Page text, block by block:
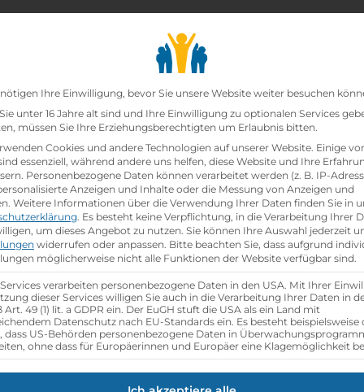
Lehrbetriebesearch
mann mit Schwerpunkt
Datenschutz-
Ihre Einwilligung, bevor Sie unsere Website weiter besuchen
unter 16 Jahre alt sind und Ihre Einwilligung zu optionalen Services
müssen Sie Ihre Erziehungsberechtigten um Erlaubnis bitten.
Cookies und andere Technologien auf unserer Website. Einige
essenziell, während andere uns helfen, diese Website und Ihre
Personenbezogene Daten können verarbeitet werden (z. B. IP-
Anzeigen und Inhalte oder die Messung von Anzeigen und
Weitere Informationen über die Verwendung Ihrer Daten finden Sie in
. Es besteht keine Verpflichtung, in die Verarbeitung Ihrer
um dieses Angebot zu nutzen. Sie können Ihre Auswahl jederzeit
widerrufen oder anpassen. Bitte beachten Sie, dass aufgrund
möglicherweise nicht alle Funktionen der Website verfügbar sind.
verarbeiten personenbezogene Daten in den USA. Mit Ihrer
dieser Services willigen Sie auch in die Verarbeitung Ihrer Daten in
Art. 49 (1) lit. a GDPR ein. Der EuGH stuft die USA als ein Land mit
Datenschutz nach EU-Standards ein. Es besteht beispielsweise
dass US-Behörden personenbezogene Daten in
ohne dass für Europäerinnen und Europäer eine Klagemöglichkeit